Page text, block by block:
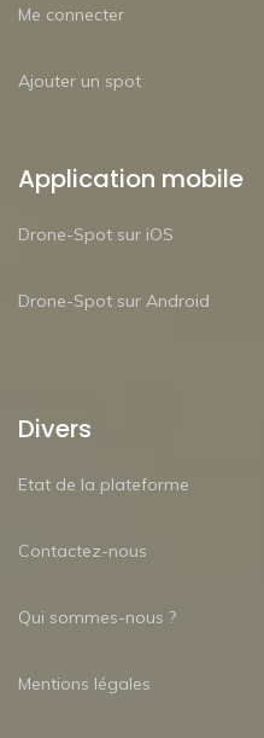
Me connecter
Ajouter un spot
Application mobile
Drone-Spot sur iOS
Drone-Spot sur Android
Divers
Etat de la plateforme
Contactez-nous
Qui sommes-nous ?
Mentions légales